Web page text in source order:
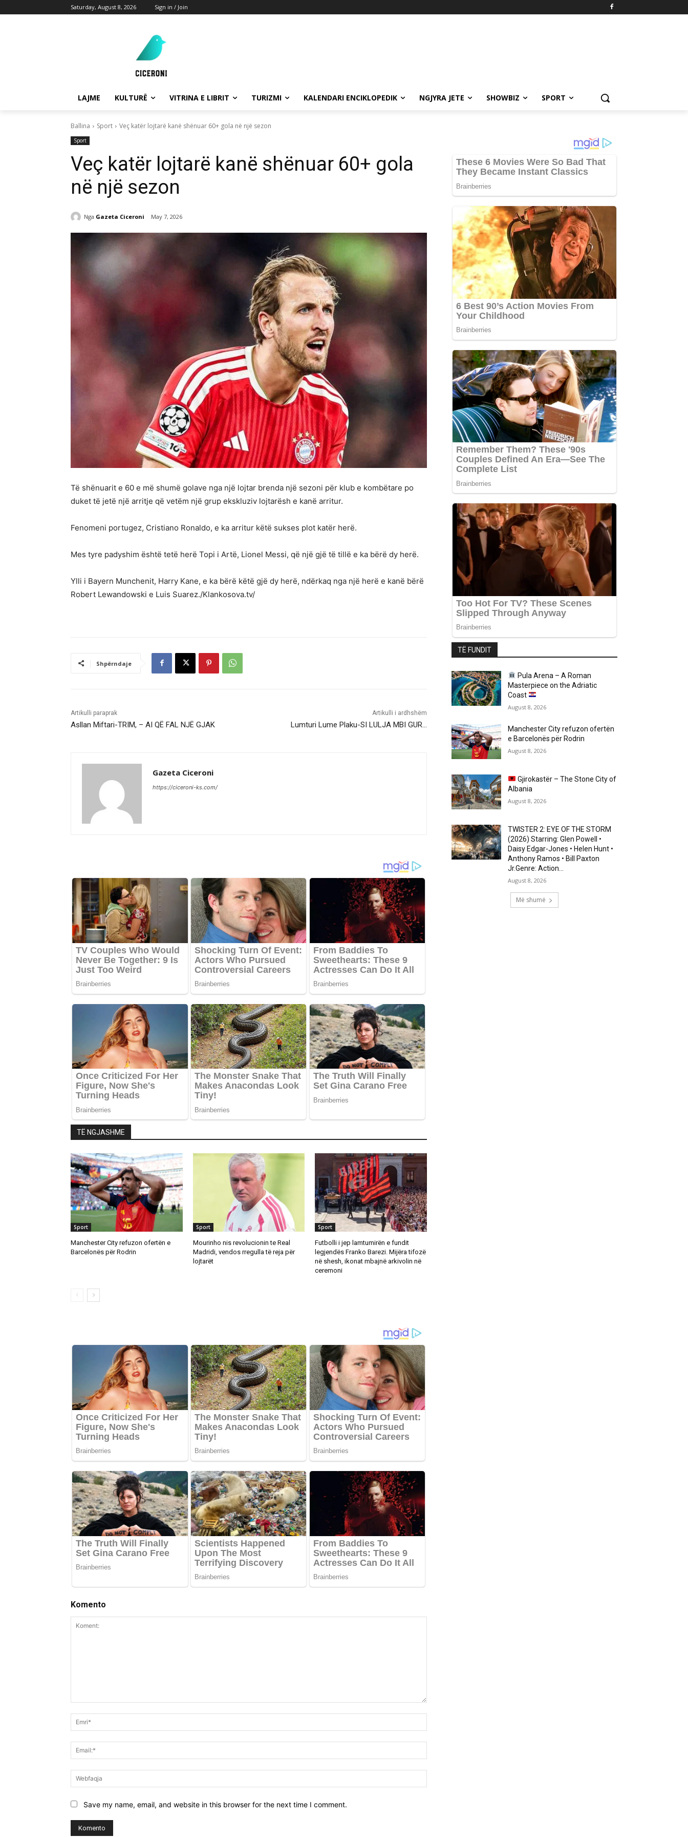
Saturday, August 8, 2026 Sign in / Join
LAJME KULTURË VITRINA E LIBRIT TURIZMI KALENDARI ENCIKLOPEDIK NGJYRA JETE SHOWBIZ SPORT
Ballina Sport Veç katër lojtarë kanë shënuar 60+ gola në një sezon
Sport
Veç katër lojtarë kanë shënuar 60+ gola
në një sezon
Nga Gazeta Ciceroni May 7, 2026
Të shënuarit e 60 e më shumë golave nga një lojtar brenda një sezoni për klub e kombëtare po
duket të jetë një arritje që vetëm një grup ekskluziv lojtarësh e kanë arritur.
Fenomeni portugez, Cristiano Ronaldo, e ka arritur këtë sukses plot katër herë.
Mes tyre padyshim është tetë herë Topi i Artë, Lionel Messi, që një gjë të tillë e ka bërë dy herë.
Ylli i Bayern Munchenit, Harry Kane, e ka bërë këtë gjë dy herë, ndërkaq nga një herë e kanë bërë
Robert Lewandowski e Luis Suarez./Klankosova.tv/
Shpërndaje
Artikulli paraprak
Asllan Miftari-TRIM, – AI QË FAL NJË GJAK
Artikulli i ardhshëm
Lumturi Lume Plaku-SI LULJA MBI GUR…
Gazeta Ciceroni
https://ciceroni-ks.com/
TË NGJASHME
Sport
Manchester City refuzon ofertën e
Barcelonës për Rodrin
Sport
Mourinho nis revolucionin te Real
Madridi, vendos rregulla të reja për
lojtarët
Sport
Futbolli i jep lamtumirën e fundit
legjendës Franko Barezi. Mijëra tifozë
në shesh, ikonat mbajnë arkivolin në
ceremoni
Komento
Save my name, email, and website in this browser for the next time I comment.
TË FUNDIT
Pula Arena – A Roman
Masterpiece on the Adriatic
Coast
August 8, 2026
Manchester City refuzon ofertën
e Barcelonës për Rodrin
August 8, 2026
Gjirokastër – The Stone City of
Albania
August 8, 2026
TWISTER 2: EYE OF THE STORM
(2026) Starring: Glen Powell •
Daisy Edgar-Jones • Helen Hunt •
Anthony Ramos • Bill Paxton
Jr.Genre: Action...
August 8, 2026
Më shumë